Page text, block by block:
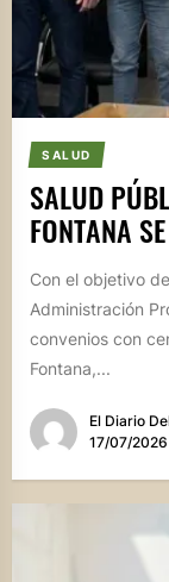
SALUD
SALUD
FONTANA
Con el objetivo
Administración
convenios con
Fontana,...
El Diario
17/07/2026